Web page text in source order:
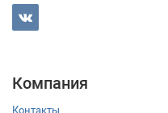
Компания
Контакты